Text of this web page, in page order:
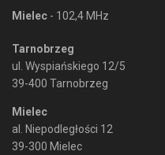
Mielec - 102,4 MHz
Tarnobrzeg
ul. Wyspiańskiego 12/5
39-400 Tarnobrzeg
Mielec
al. Niepodległości 12
39-300 Mielec